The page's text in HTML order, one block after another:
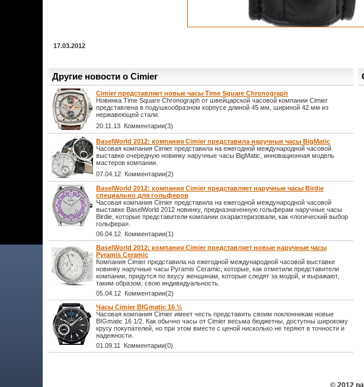
17.03.2012
Другие новости о Cimier
Cimier представляет новые часы Time Square Chronograph
Новинка Time Square Chronograph от швейцарской часовой компании Cimier
представлена в подушкообразном корпусе длиной 45 мм, шириной 42 мм из
нержавеющей стали.
20.11.13 Комментарии(3)
BaselWorld 2012: компания Cimier представила наручные часы BigMatic
Часовая компания Cimier представила на ежегодной международной часовой
выставке очередную новинку наручные часы BigMatic, инновационная модель
мастеров компании.
07.04.12 Комментарии(2)
BaselWorld 2012: компания Cimier представляет наручные часы Birdie
специально для гольферов
Часовая компания Cimier представила на ежегодной международной часовой
выставке BaselWorld 2012 новинку, предназначенную гольферам наручные часы
Birdie, которые представители компании охарактеризовали, как «логический выбор
гольфера».
06.04.12 Комментарии(1)
BaselWorld 2012: компания Cimier представляет новые наручные часы
Pyramis Ceramic
Компания Cimier представила на ежегодной международной часовой выставке
новинку наручные часы Pyramis Ceramic, которые, как отметили представители
компании, придутся по вкусу женщинам, которые следят за модой, и выражают,
таким образом, свою индивидуальность.
05.04.12 Комментарии(2)
Часы Сimier BIGmatic 16 ½
Часовая компания Сimier имеет честь представить своим поклонникам новые
BIGmatic 16 1/2. Как обычно часы от Сimier весьма бюджетны, доступны широкому
кругу покупателей, но при этом вместе с ценой нисколько не теряют в точности и
надежности.
01.09.11 Комментарии(0)
© 2012